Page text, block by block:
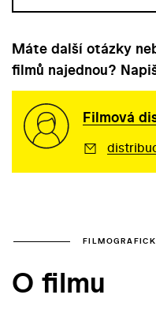
Máte další otázky
filmů najednou?
Filmová
O filmu